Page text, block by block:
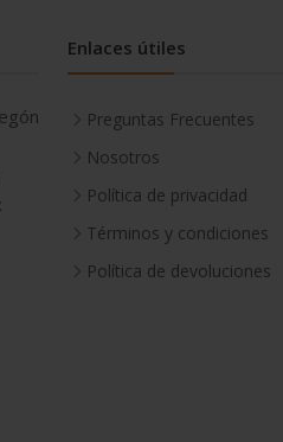
Enlaces útiles
Preguntas Frecuentes
Nosotros
Política de privacidad
Términos y condiciones
Política de devoluciones